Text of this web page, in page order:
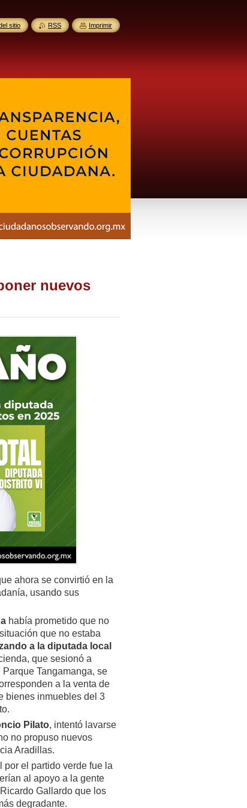
nuevos
ahora se convirtió en la
usando sus
había prometido que no
que no estaba
a la diputada local
que sesionó a
Tangamanga, se
a la venta de
bienes inmuebles del 3
Pilato, intentó lavarse
no propuso nuevos
Aradillas.
por el partido verde fue la
al apoyo a la gente
Gallardo que los
degradante.
sitio RSS Imprimir